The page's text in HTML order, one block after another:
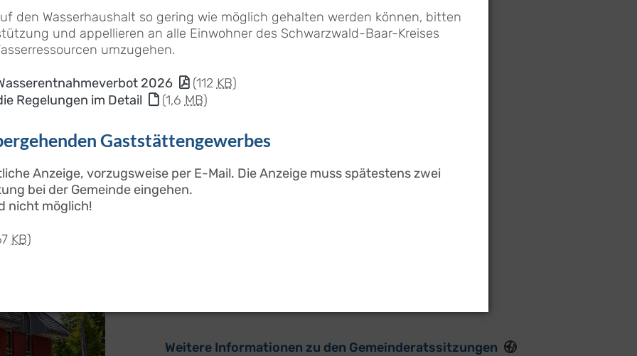
den Wasserhaushalt so gering wie möglich gehalten werden können, bitten
und appellieren an alle Einwohner des Schwarzwald-Baar-Kreises
umzugehen.
2026 (112KB)
Regelungen im Detail
(1,6MB)
Gaststättengewerbes
Anzeige, vorzugsweise per E-Mail. Die Anzeige muss spätestens zwei
bei der Gemeinde eingehen.
nicht möglich!
KB)
Weitere Informationen zu den Gemeinderatssitzungen